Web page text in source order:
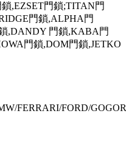
,EZSET門鎖;TITAN門
門鎖,ALPHA門
,DANDY 門鎖,KABA門
門鎖,DOM門鎖,JETKO
FERRARI/FORD/